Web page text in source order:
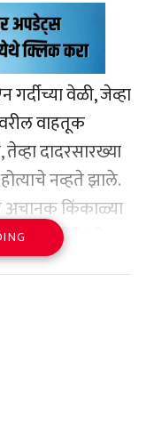
गर्दीच्या वेळी, जेव्हा
वाहतूक
दादरसारख्या
नव्हते झाले.
अचानक किंकाळ्या
कुणी केली
प्लाझा सिनेमा